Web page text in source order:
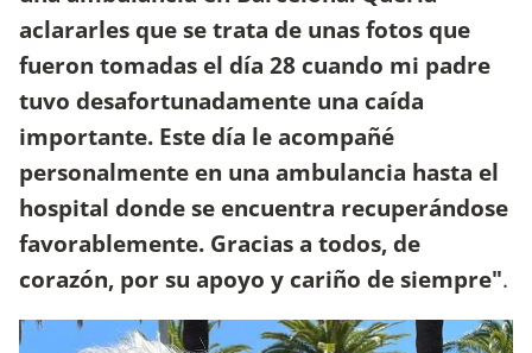
aclararles que se trata de unas fotos que
fueron tomadas el día 28 cuando mi padre
tuvo desafortunadamente una caída
importante. Este día le acompañé
personalmente en una ambulancia hasta el
hospital donde se encuentra recuperándose
favorablemente. Gracias a todos, de
corazón, por su apoyo y cariño de siempre".